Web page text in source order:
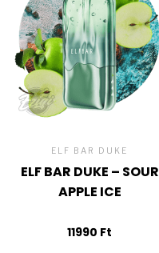
ELF BAR DUKE
ELF BAR DUKE – SOUR
APPLE ICE
11990 Ft